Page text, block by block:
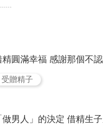
精圓滿幸福 感謝那個不認
受贈精子
做男人」的決定 借精生